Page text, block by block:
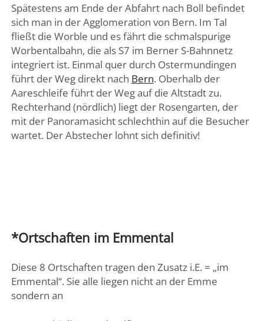
Spätestens am Ende der Abfahrt nach Boll befindet
sich man in der Agglomeration von Bern. Im Tal
fließt die Worble und es fährt die schmalspurige
Worbentalbahn, die als S7 im Berner S-Bahnnetz
integriert ist. Einmal quer durch Ostermundingen
führt der Weg direkt nach Bern. Oberhalb der
Aareschleife führt der Weg auf die Altstadt zu.
Rechterhand (nördlich) liegt der Rosengarten, der
mit der Panoramasicht schlechthin auf die Besucher
wartet. Der Abstecher lohnt sich definitiv!
*Ortschaften im Emmental
Diese 8 Ortschaften tragen den Zusatz i.E. = „im
Emmental“. Sie alle liegen nicht an der Emme
sondern an